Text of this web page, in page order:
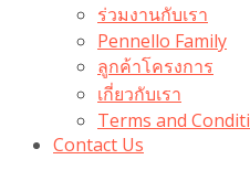
ร่วมงานกับเรา
Pennello Family
ลูกค้าโครงการ
เกี่ยวกับเรา
Terms and
Contact Us